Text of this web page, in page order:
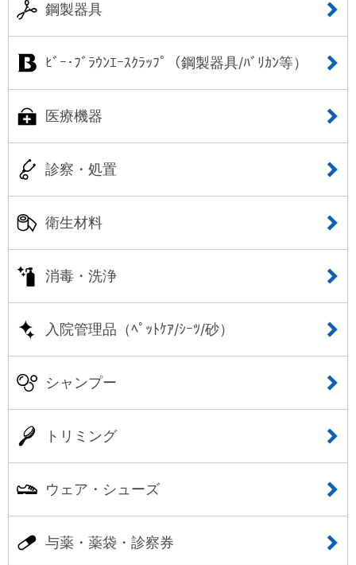
鋼製器具
ﾋﾞｰ･ﾌﾞﾗｳﾝｴｰｽｸﾗｯﾌﾟ（鋼製器具/ﾊﾞﾘｶﾝ等）
医療機器
診察・処置
衛生材料
消毒・洗浄
入院管理品（ﾍﾟｯﾄｹｱ/ｼｰﾂ/砂）
シャンプー
トリミング
ウェア・シューズ
与薬・薬袋・診察券